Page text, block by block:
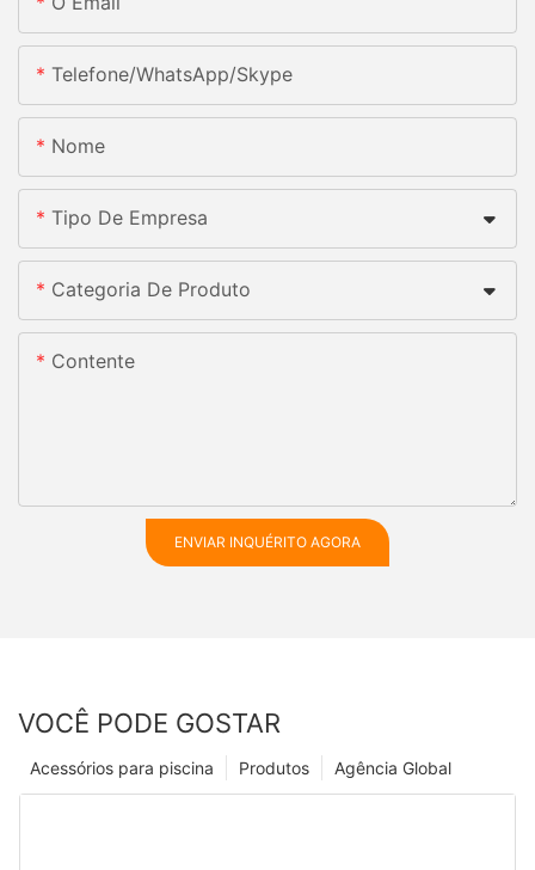
Telefone/whatsApp/skype
Nome
Tipo De Empresa
Categoria De Produto
Contente
ENVIAR INQUÉRITO AGORA
VOCÊ PODE GOSTAR
Agência Global
Produtos
Acessórios para piscina